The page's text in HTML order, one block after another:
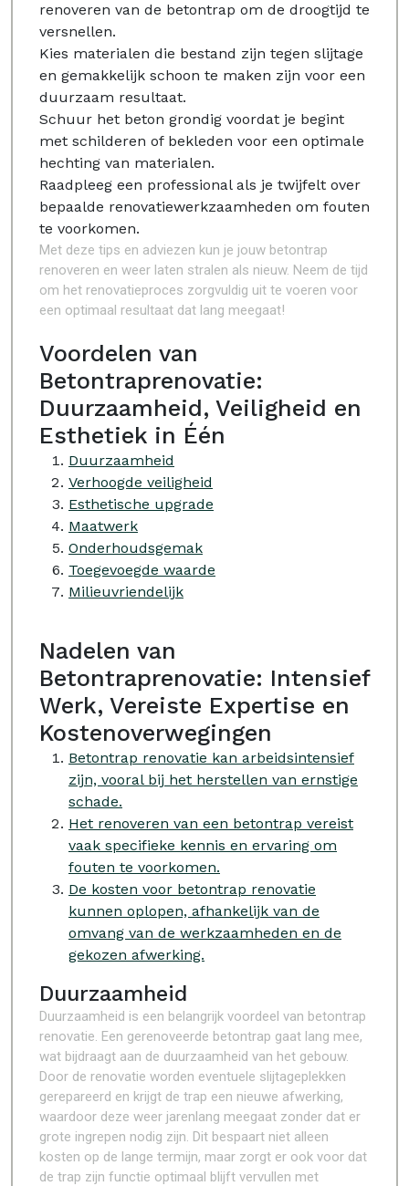
renoveren van de betontrap om de droogtijd te
versnellen.
Kies materialen die bestand zijn tegen slijtage
en gemakkelijk schoon te maken zijn voor een
duurzaam resultaat.
Schuur het beton grondig voordat je begint
met schilderen of bekleden voor een optimale
hechting van materialen.
Raadpleeg een professional als je twijfelt over
bepaalde renovatiewerkzaamheden om fouten
te voorkomen.
Met deze tips en adviezen kun je jouw betontrap
renoveren en weer laten stralen als nieuw. Neem de tijd
om het renovatieproces zorgvuldig uit te voeren voor
een optimaal resultaat dat lang meegaat!
Voordelen van
Betontraprenovatie:
Duurzaamheid, Veiligheid en
Esthetiek in Één
Duurzaamheid
Verhoogde veiligheid
Esthetische upgrade
Maatwerk
Onderhoudsgemak
Toegevoegde waarde
Milieuvriendelijk
Nadelen van
Betontraprenovatie: Intensief
Werk, Vereiste Expertise en
Kostenoverwegingen
Betontrap renovatie kan arbeidsintensief
zijn, vooral bij het herstellen van ernstige
schade.
Het renoveren van een betontrap vereist
vaak specifieke kennis en ervaring om
fouten te voorkomen.
De kosten voor betontrap renovatie
kunnen oplopen, afhankelijk van de
omvang van de werkzaamheden en de
gekozen afwerking.
Duurzaamheid
Duurzaamheid is een belangrijk voordeel van betontrap
renovatie. Een gerenoveerde betontrap gaat lang mee,
wat bijdraagt aan de duurzaamheid van het gebouw.
Door de renovatie worden eventuele slijtageplekken
gerepareerd en krijgt de trap een nieuwe afwerking,
waardoor deze weer jarenlang meegaat zonder dat er
grote ingrepen nodig zijn. Dit bespaart niet alleen
kosten op de lange termijn, maar zorgt er ook voor dat
de trap zijn functie optimaal blijft vervullen met